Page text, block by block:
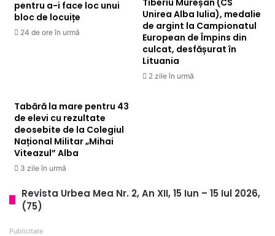
pentru a-i face loc unui
bloc de locuițe
24 de ore în urmă
Unirea Alba Iulia), medalie
de argint la Campionatul
European de Împins din
culcat, desfășurat în
Lituania
2 zile în urmă
Tabără la mare pentru 43
de elevi cu rezultate
deosebite de la Colegiul
Național Militar „Mihai
Viteazul” Alba
3 zile în urmă
Revista Urbea Mea Nr. 2, An XII, 15 Iun – 15 Iul 2026,
(75)
Publicitate